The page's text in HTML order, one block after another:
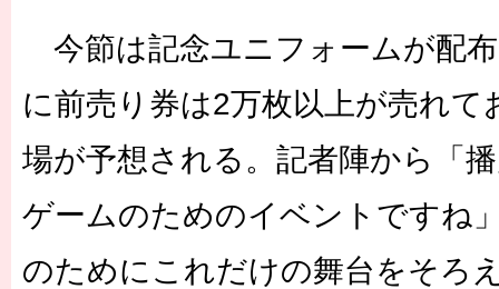
今節は記念ユニフォームが配
に前売り券は2万枚以上が売れて
場が予想される。記者陣から「
ゲームのためのイベントですね
のためにこれだけの舞台をそろ